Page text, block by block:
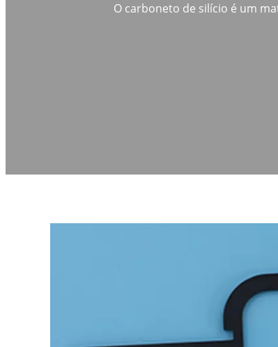
O carboneto de silício é um